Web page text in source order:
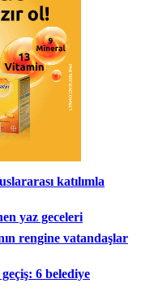
katılımla
yaz geceleri
rengine vatandaşlar
6 belediye